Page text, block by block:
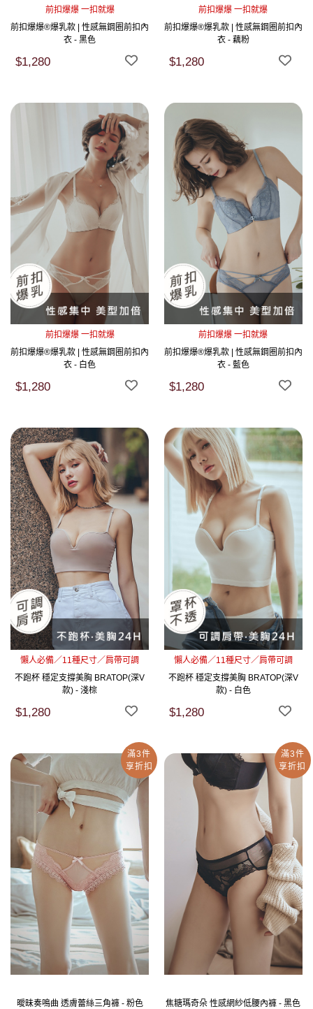
前扣爆爆 一扣就爆
前扣爆爆®爆乳款 | 性感無鋼圈前扣內
衣 - 黑色
$1,280
前扣爆爆 一扣就爆
前扣爆爆®爆乳款 | 性感無鋼圈前扣內
衣 - 藕粉
$1,280
前扣爆爆 一扣就爆
前扣爆爆®爆乳款 | 性感無鋼圈前扣內
衣 - 白色
$1,280
前扣爆爆 一扣就爆
前扣爆爆®爆乳款 | 性感無鋼圈前扣內
衣 - 藍色
$1,280
懶人必備／11種尺寸／肩帶可調
不跑杯 穩定支撐美胸 BRATOP(深V
款) - 淺棕
$1,280
懶人必備／11種尺寸／肩帶可調
不跑杯 穩定支撐美胸 BRATOP(深V
款) - 白色
$1,280
滿3件
享折扣
曖昧奏鳴曲 透膚蕾絲三角褲 - 粉色
滿3件
享折扣
焦糖瑪奇朵 性感網紗低腰內褲 - 黑色